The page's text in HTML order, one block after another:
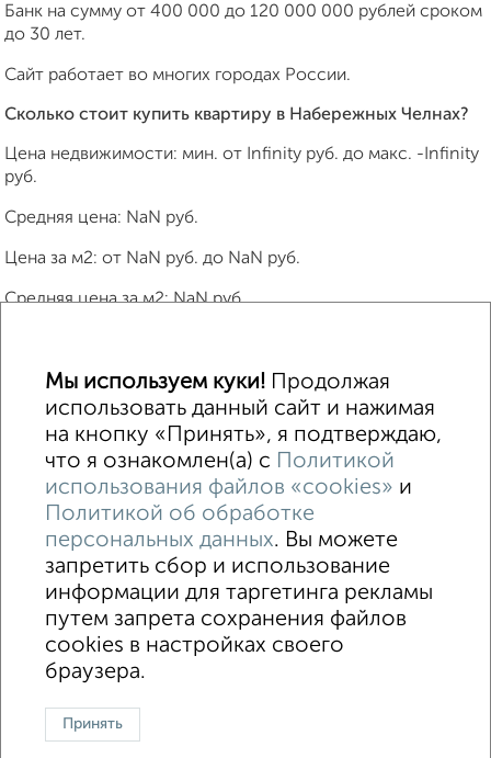
Банк на сумму от 400 000 до 120 000 000 рублей сроком
до 30 лет.
Сайт работает во многих городах России.
Сколько стоит купить квартиру в Набережных Челнах?
Цена недвижимости: мин. от Infinity руб. до макс. -Infinity
руб.
Средняя цена: NaN руб.
Цена за м2: от NaN руб. до NaN руб.
Средняя цена за м2:NaNруб.
Средняя площадь:NaNм2
Двухкомнатные Трехкомнатные
4‑комнатные
В строящемся доме
Контакты
Политика конфиденциальности
Набережные Челны, улица Машиностроительная 91А
Сайт-доска объявлений недвижимости
О проекте
Реклама на портале
Новости
Застройщики
Консультации по недвижимости
Скачать приложение
Мы используем куки! Продолжая
использовать данный сайт и нажимая
на кнопку «Принять», я подтверждаю,
что я ознакомлен(а) с Политикой
использования файлов «cookies» и
Политикой об обработке
персональных данных. Вы можете
запретить сбор и использование
информации для таргетинга рекламы
путем запрета сохранения файлов
cookies в настройках своего
браузера.
Принять